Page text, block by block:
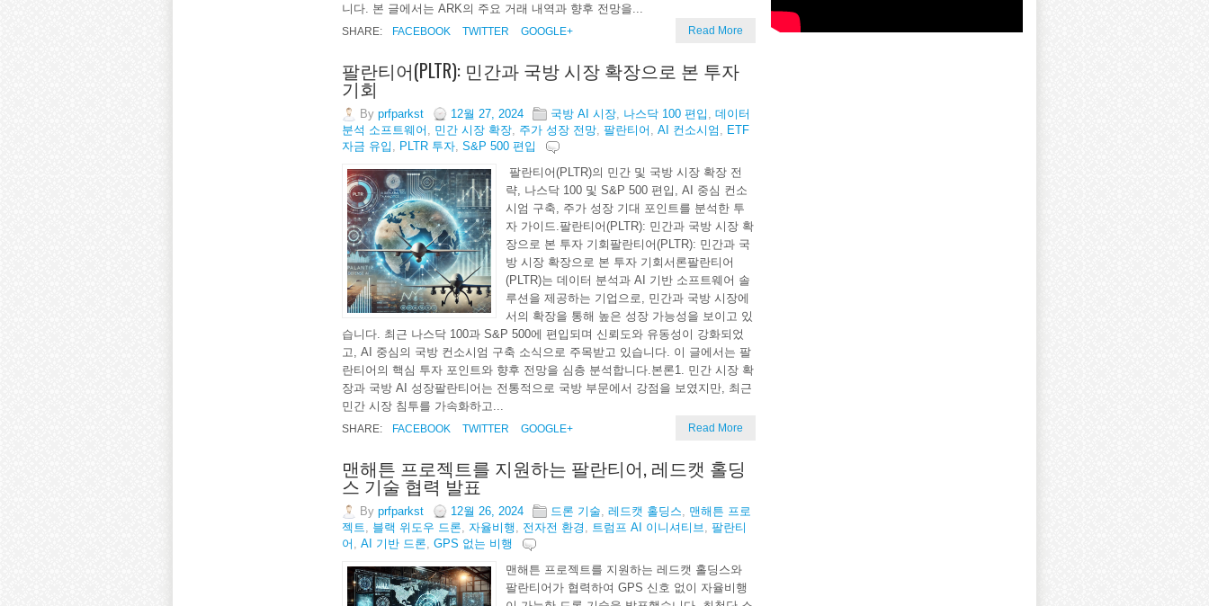
니다. 본 글에서는 ARK의 주요 거래 내역과 향후 전망을...
SHARE: FACEBOOK TWITTER GOOGLE+ Read More
팔란티어(PLTR): 민간과 국방 시장 확장으로 본 투자
기회
By prfparkst 12월 27, 2024 국방 AI 시장, 나스닥 100 편입 , 데이터
분석 소프트웨어 , 민간 시장 확장, 주가 성장 전망, 팔란티어 , AI 컨소시엄 , ETF
자금 유입 , PLTR 투자, S&P 500 편입
팔란티어(PLTR)의 민간 및 국방 시장 확장 전
략, 나스닥 100 및 S&P 500 편입, AI 중심 컨소
시엄 구축, 주가 성장 기대 포인트를 분석한 투
자 가이드.팔란티어(PLTR): 민간과 국방 시장 확
장으로 본 투자 기회팔란티어(PLTR): 민간과 국
방 시장 확장으로 본 투자 기회서론팔란티어
(PLTR)는 데이터 분석과 AI 기반 소프트웨어 솔
루션을 제공하는 기업으로, 민간과 국방 시장에
서의 확장을 통해 높은 성장 가능성을 보이고 있
습니다. 최근 나스닥 100과 S&P 500에 편입되며 신뢰도와 유동성이 강화되었
고, AI 중심의 국방 컨소시엄 구축 소식으로 주목받고 있습니다. 이 글에서는 팔
란티어의 핵심 투자 포인트와 향후 전망을 심층 분석합니다.본론1. 민간 시장 확
장과 국방 AI 성장팔란티어는 전통적으로 국방 부문에서 강점을 보였지만, 최근
민간 시장 침투를 가속화하고...
SHARE: FACEBOOK TWITTER GOOGLE+ Read More
맨해튼 프로젝트를 지원하는 팔란티어, 레드캣 홀딩
스 기술 협력 발표
By prfparkst 12월 26, 2024 드론 기술, 레드캣 홀딩스, 맨해튼 프로
젝트, 블랙 위도우 드론, 자율비행, 전자전 환경 , 트럼프 AI 이니셔티브, 팔란티
어 , AI 기반 드론, GPS 없는 비행
맨해튼 프로젝트를 지원하는 레드캣 홀딩스와
팔란티어가 협력하여 GPS 신호 없이 자율비행